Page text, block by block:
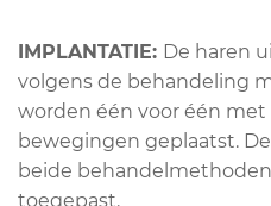
IMPLANTATIE: De haren
volgens de behandeling
worden één voor één
bewegingen geplaatst.
beide
toegepast.